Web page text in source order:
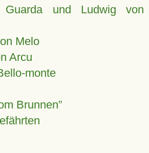
und Ludwig von
Melo
Arcu
monte
Brunnen